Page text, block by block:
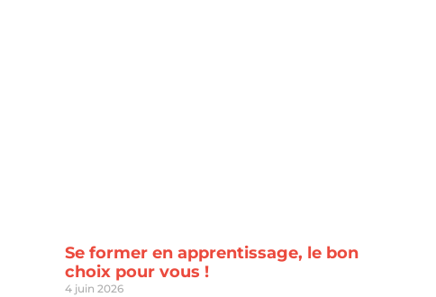
Se former en apprentissage, le bon
choix pour vous !
4 juin 2026